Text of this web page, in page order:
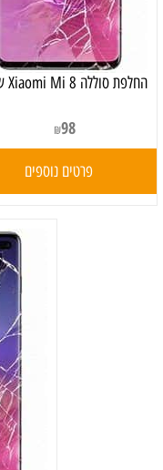
‏החלפת סוללה Xiaomi Mi 8 שיאומי
₪98
פרטים נוספים